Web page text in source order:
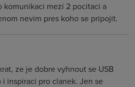
komunikaci mezi 2 pocitaci a
nevim pres koho se pripojit.
ze je dobre vyhnout se USB
inspiraci pro clanek. Jen se